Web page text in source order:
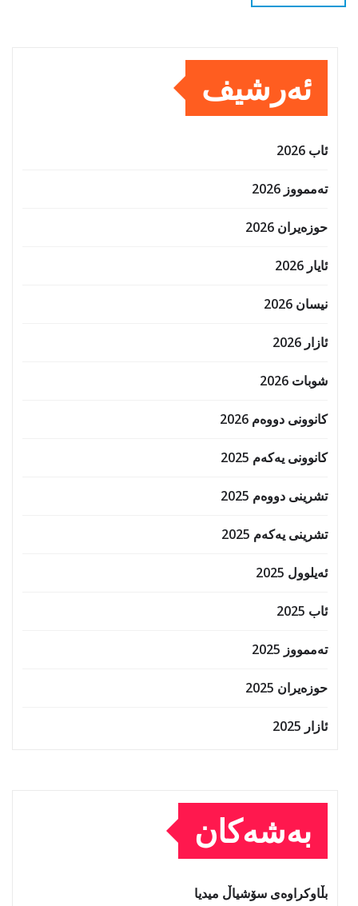
ئەرشیف
ئاب 2026
تەممووز 2026
حوزه‌یران 2026
ئایار 2026
نیسان 2026
ئازار 2026
شوبات 2026
کانوونی دووەم 2026
کانوونی یەکەم 2025
تشرینی دووەم 2025
تشرینی یەکەم 2025
ئەیلوول 2025
ئاب 2025
تەممووز 2025
حوزه‌یران 2025
ئازار 2025
بەشەکان
بڵاوکراوەی سۆشیاڵ میدیا